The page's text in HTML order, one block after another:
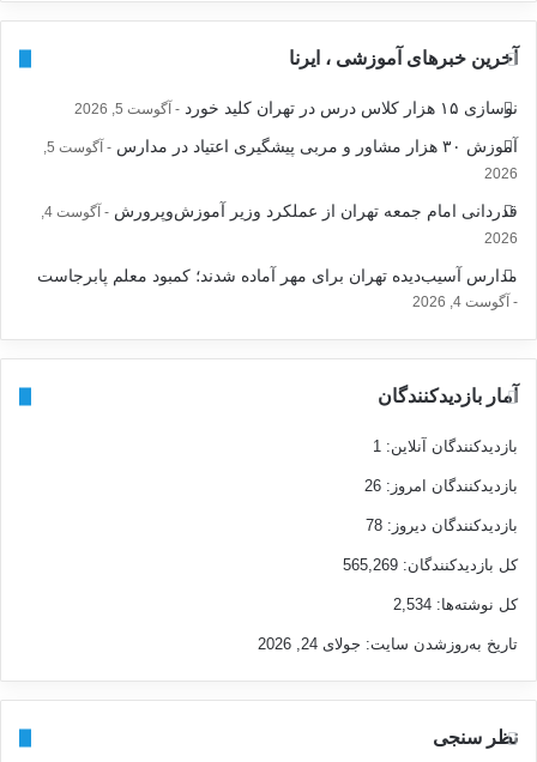
آخرین خبرهای آموزشی ، ایرنا
نوسازی ۱۵ هزار کلاس درس در تهران کلید خورد آگوست 5, 2026
آموزش ۳۰ هزار مشاور و مربی پیشگیری اعتیاد در مدارس
آگوست 5,
2026
قدردانی امام جمعه تهران از عملکرد وزیر آموزش‌وپرورش
آگوست 4,
2026
مدارس آسیب‌دیده تهران برای مهر آماده شدند؛ کمبود معلم پابرجاست
آگوست 4, 2026
آمار بازدیدکنندگان
بازدیدکنندگان آنلاین: 1
بازدیدکنندگان امروز: 26
بازدیدکنندگان دیروز: 78
کل بازدیدکنند‌گان: 565,269
کل نوشته‌ها: 2,534
تاریخ به‌روزشدن سایت: جولای 24, 2026
نظر سنجی